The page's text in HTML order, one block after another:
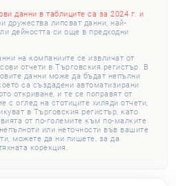
данни в таблиците са за 2024 г. и
дружества липсват данни, най-
дейността си още в предходни
на компаниите се извличат от
отчети в Търговския регистър. В
данни може да бъдат непълни
са създадени автоматизирани
откриване, и те се поправят от
с оглед на стотиците хиляди отчети,
в Търговския регистър, като
от по-големите към по-малките
или неточности във вашите
можете да ни пишете, за да
корекция.